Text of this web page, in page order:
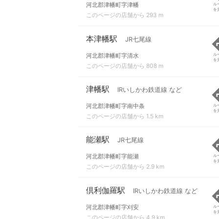
河北郡津幡町字津幡
このページの店舗から 293 m
ル
を
本津幡駅 JR七尾線
河北郡津幡町字清水
このページの店舗から 808 m
ル
を
津幡駅 IRいしかわ鉄道線 など
河北郡津幡町字南中条
このページの店舗から 1.5 km
ル
を
能瀬駅 JR七尾線
河北郡津幡町字能瀬
このページの店舗から 2.9 km
ル
を
倶利伽羅駅 IRいしかわ鉄道線 など
河北郡津幡町字刈安
このページの店舗から 4.9 km
ル
を